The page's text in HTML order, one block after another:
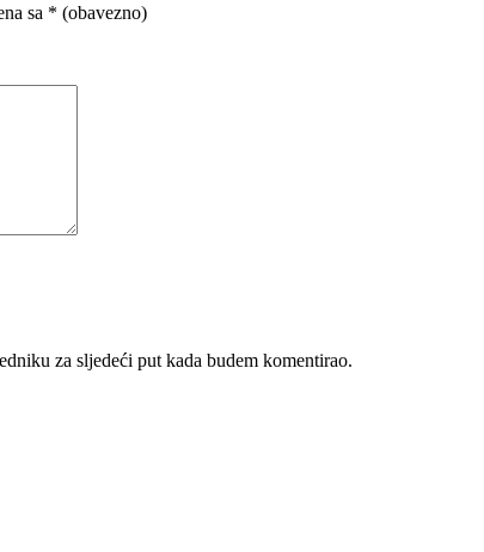
sa * (obavezno)
za sljedeći put kada budem komentirao.